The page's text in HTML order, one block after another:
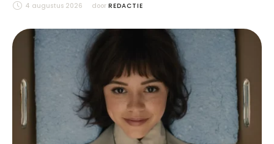
4 augustus 2026 door REDACTIE